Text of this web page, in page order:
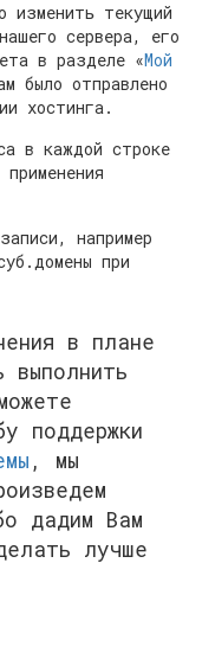
изменить текущий
сервера, его
в разделе «Мой
было отправлено
хостинга.
в каждой строке
например
при
в плане
выполнить
поддержки
, мы
дадим Вам
лучше